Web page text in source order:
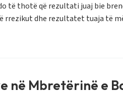
të thotë që rezultati juaj bie
dhe rezultatet tuaja të
në Mbretërinë e